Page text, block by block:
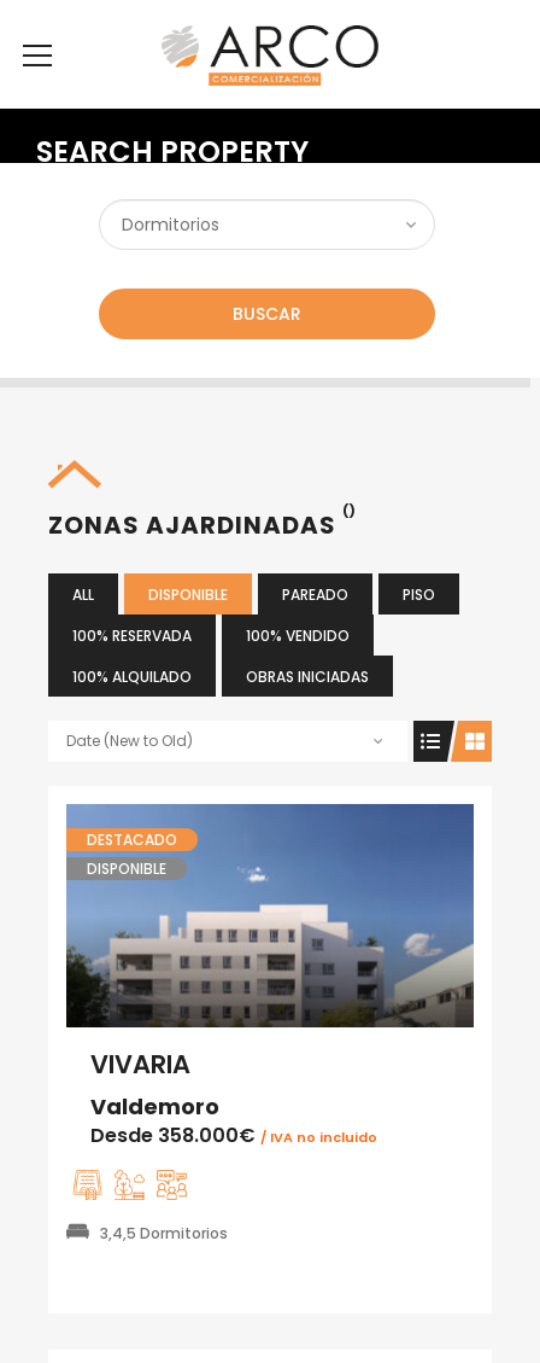
SEARCH PROPERTY
BUSCAR
ZONAS AJARDINADAS ()
ALL DISPONIBLE PAREADO
PISO
100% RESERVADA
100% VENDIDO
100% ALQUILADO
OBRAS INICIADAS
Date (New to Old)
DESTACADO
DISPONIBLE
VIVARIA
Valdemoro
Desde 358.000€ / IVA no incluido
3,4,5 Dormitorios